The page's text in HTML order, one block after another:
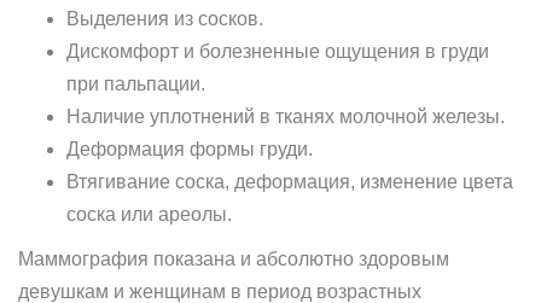
Выделения из сосков.
Дискомфорт и болезненные ощущения в груди
при пальпации.
Наличие уплотнений в тканях молочной железы.
Деформация формы груди.
Втягивание соска, деформация, изменение цвета
соска или ареолы.
Маммография показана и абсолютно здоровым
девушкам и женщинам в период возрастных